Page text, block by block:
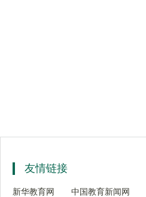
友情链接
新华教育网 中国教育新闻网